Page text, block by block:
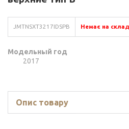
JMTNSXT3217IDSPB Немає на
Модельный год
2017
Опис товару